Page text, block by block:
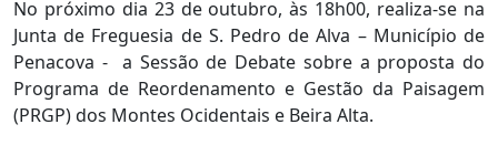
No próximo dia 23 de outubro, às 18h00, realiza-se na
Junta de Freguesia de S. Pedro de Alva – Município de
Penacova - a Sessão de Debate sobre a proposta do
Programa de Reordenamento e Gestão da Paisagem
(PRGP) dos Montes Ocidentais e Beira Alta.